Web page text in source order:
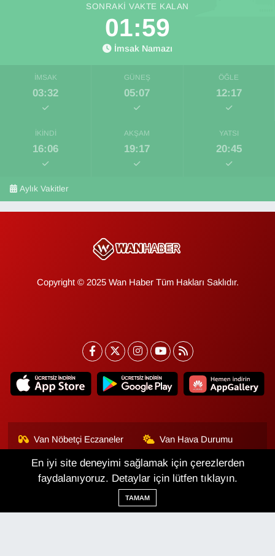
SONRAKI VAKTE KALAN
01:58
İmsak Namazı
İMSAK
03:32
GÜNEŞ
05:07
ÖĞLE
12:17
İKINDI
16:06
AKŞAM
19:17
YATSI
20:45
Aylık Vakitler
Copyright © 2025 Wan Haber Tüm Hakları Saklıdır.
Van Nöbetçi Eczaneler Van Hava Durumu
Van Namaz Vakitleri
Van Trafik Yoğunluk
Haritası
Puan Durumu ve Fikstür
En iyi site deneyimi sağlamak için çerezlerden
faydalanıyoruz. Detaylar için lütfen tıklayın.
TAMAM